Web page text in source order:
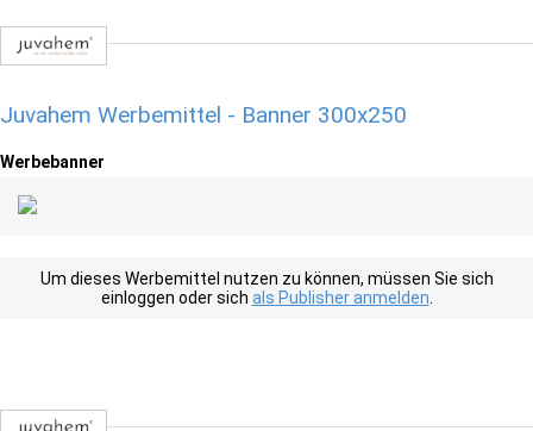
Juvahem Werbemittel - Banner 300x250
Werbebanner
Um dieses Werbemittel nutzen zu können, müssen Sie sich
einloggen oder sich als Publisher anmelden